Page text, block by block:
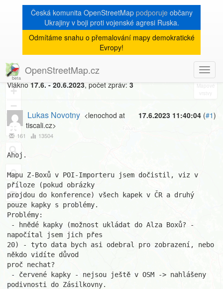
Česká komunita OpenStreetMap podporujeobčany
Ukrajiny v boji proti vojenské agresi Ruska.
Odmítáme snahu o přemalování mapy demokratické
Evropy!
OpenStreetMap.cz
8
+
−
« zpět na výpis měsíce
[Talk-cz]
Novinky Z-Boxy ...
Vlákno 17.6. - 20.6.2023, počet zpráv: 3
17.6.2023 11:40:04 (#1)
Lukas Novotny <lenochod at
tiscali.cz>
161 13504
Ahoj.
Mapu Z-Boxů v POI-Importeru jsem dočistil, viz v
příloze (pokud obrázky
projdou do konference) všech kapek v ČR a druhý
pouze kapky s problémy.
Problémy:
napočítal jsem jich přes
20) - tyto data bych asi odebral pro zobrazení, nebo
někdo vidíte důvod
proč nechat?
podivnosti do Zásilkovny.